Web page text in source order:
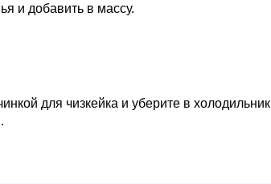
и добавить в массу.
для чизкейка и уберите в холодильник